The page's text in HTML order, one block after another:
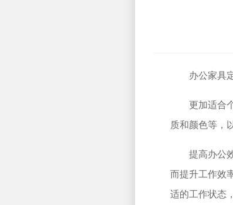
办公家具
更加适合
质和颜色等，
提高办公
而提升工作效
适的工作状态